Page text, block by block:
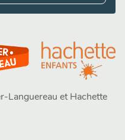
Languereau et Hachette